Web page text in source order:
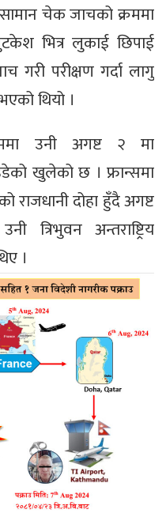
चेक जाचको क्रममा
भित्र लुकाई छिपाई
परीक्षण गर्दा लागु
थियो ।
उनी अगष्ट २ मा
खुलेको छ । फ्रान्समा
राजधानी दोहा हुँदै अगष्ट
त्रिभुवन अन्तराष्ट्रिय
।